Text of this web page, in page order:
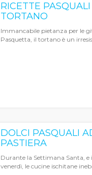
RICETTE
TORTANO
Immancabile pietanza per le
Pasquetta, il tortano è un
DOLCI PASQUALI
PASTIERA
Durante la Settimana Santa,
venerdì, le cucine ischitane